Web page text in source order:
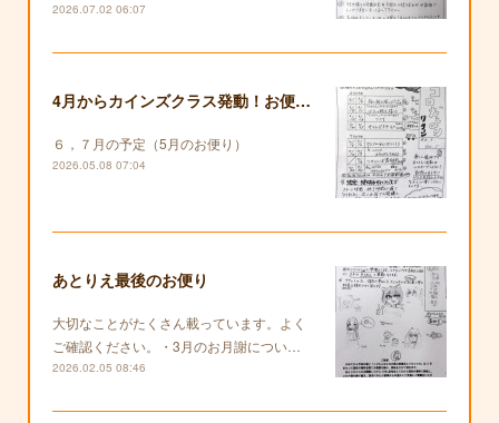
2026.07.02 06:07
4月からカインズクラス発動！お便りも復活します！
６，７月の予定（5月のお便り）
2026.05.08 07:04
あとりえ最後のお便り
大切なことがたくさん載っています。よく
ご確認ください。・3月のお月謝につい…
2026.02.05 08:46